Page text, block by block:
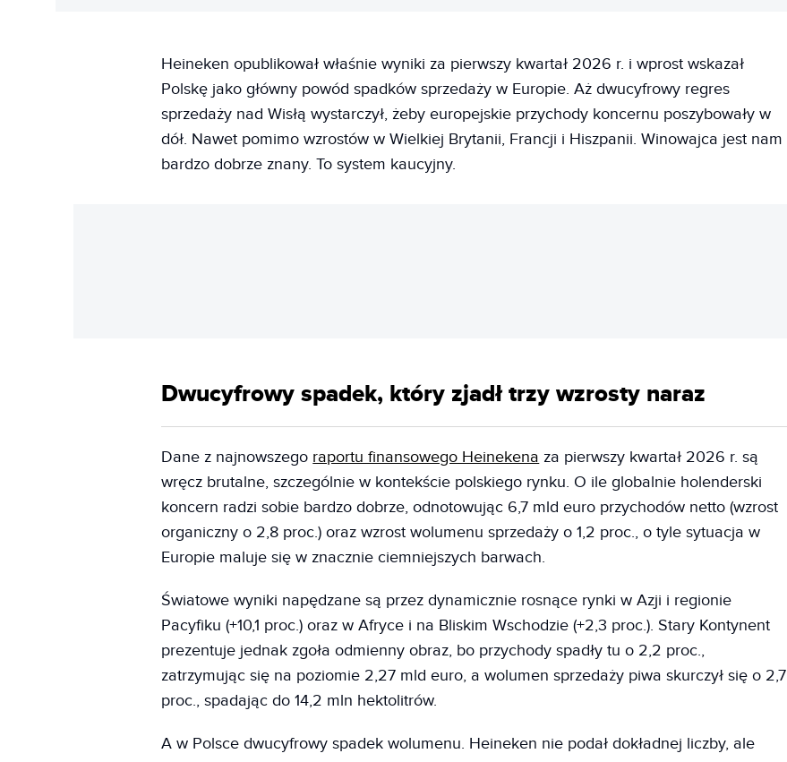
Heineken opublikował właśnie wyniki za pierwszy kwartał 2026 r. i wprost wskazał
Polskę jako główny powód spadków sprzedaży w Europie. Aż dwucyfrowy regres
sprzedaży nad Wisłą wystarczył, żeby europejskie przychody koncernu poszybowały w
dół. Nawet pomimo wzrostów w Wielkiej Brytanii, Francji i Hiszpanii. Winowajca jest nam
bardzo dobrze znany. To system kaucyjny.
Dwucyfrowy spadek, który zjadł trzy wzrosty naraz
Dane z najnowszego raportu finansowego Heinekena za pierwszy kwartał 2026 r. są
wręcz brutalne, szczególnie w kontekście polskiego rynku. O ile globalnie holenderski
koncern radzi sobie bardzo dobrze, odnotowując 6,7 mld euro przychodów netto (wzrost
organiczny o 2,8 proc.) oraz wzrost wolumenu sprzedaży o 1,2 proc., o tyle sytuacja w
Europie maluje się w znacznie ciemniejszych barwach.
Światowe wyniki napędzane są przez dynamicznie rosnące rynki w Azji i regionie
Pacyfiku (+10,1 proc.) oraz w Afryce i na Bliskim Wschodzie (+2,3 proc.). Stary Kontynent
prezentuje jednak zgoła odmienny obraz, bo przychody spadły tu o 2,2 proc.,
zatrzymując się na poziomie 2,27 mld euro, a wolumen sprzedaży piwa skurczył się o 2,7
proc., spadając do 14,2 mln hektolitrów.
A w Polsce dwucyfrowy spadek wolumenu. Heineken nie podał dokładnej liczby, ale